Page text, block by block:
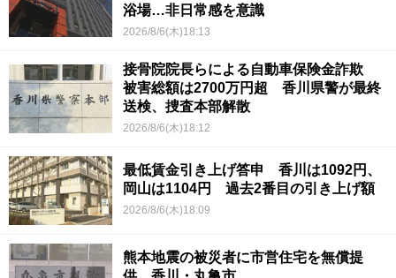
浴場…非日常感を意識
2026/8/6(木)18:13
接骨院院長らによる自動車保険金詐欺
被害総額は2700万円超 香川県警が最終
送検、捜査本部解散
2026/8/6(木)18:12
最低賃金引き上げ答申 香川は1092円、
岡山は1104円 過去2番目の引き上げ額
2026/8/6(木)18:09
熊本地震の被災者に市営住宅を無償提